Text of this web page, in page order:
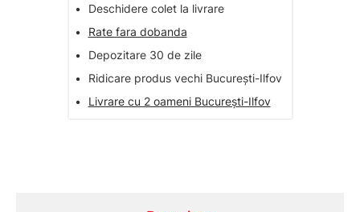
•
Deschidere colet la livrare
•
Rate fara dobanda
•
Depozitare 30 de zile
•
Ridicare produs vechi București-Ilfov
•
Livrare cu 2 oameni București-Ilfov